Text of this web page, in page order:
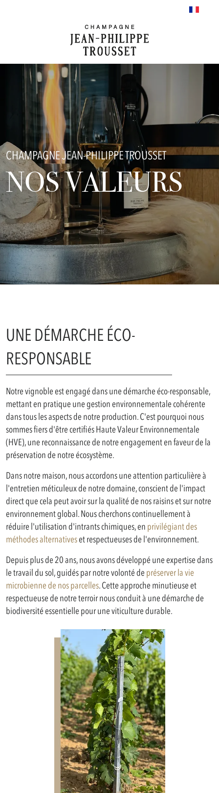
CHAMPAGNE JEAN-PHILIPPE TROUSSET
NOS VALEURS
UNE DÉMARCHE ÉCO-
RESPONSABLE
Notre vignoble est engagé dans une démarche éco-responsable,
mettant en pratique une gestion environnementale cohérente
dans tous les aspects de notre production. C'est pourquoi nous
sommes fiers d'être certifiés Haute Valeur Environnementale
(HVE), une reconnaissance de notre engagement en faveur de la
préservation de notre écosystème.
Dans notre maison, nous accordons une attention particulière à
l'entretien méticuleux de notre domaine, conscient de l'impact
direct que cela peut avoir sur la qualité de nos raisins et sur notre
environnement global. Nous cherchons continuellement à
réduire l'utilisation d'intrants chimiques, enprivilégiant des
méthodes alternativeset respectueuses de l'environnement.
Depuis plus de 20 ans, nous avons développé une expertise dans
le travail du sol, guidés par notre volonté depréserver la vie
microbienne de nos parcelles. Cette approche minutieuse et
respectueuse de notre terroir nous conduit à une démarche de
biodiversité essentielle pour une viticulture durable.